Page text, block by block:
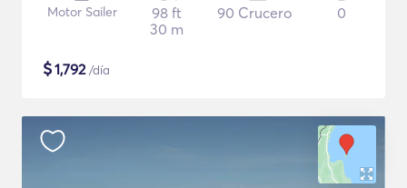
Motor Sailer
98 ft
30 m
90 Crucero 0
$1,792/día